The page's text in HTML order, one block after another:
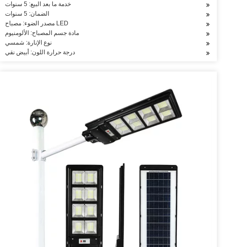
خدمة ما بعد البيع: 5 سنوات
الضمان: 5 سنوات
مصدر الضوء: مصباح LED
مادة جسم المصباح: الألومنيوم
نوع الإنارة: شمسي
درجة حرارة اللون: أبيض نقي